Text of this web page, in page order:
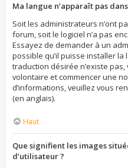
Ma langue n’apparaît pas
Soit les administrateurs n’ont
forum, soit le logiciel n’a pas
Essayez de demander à un
possible qu’il puisse installer
traduction désirée n’existe
volontaire et commencer une
d’informations, veuillez vous
(en anglais).
Haut
Que signifient les images
d’utilisateur ?